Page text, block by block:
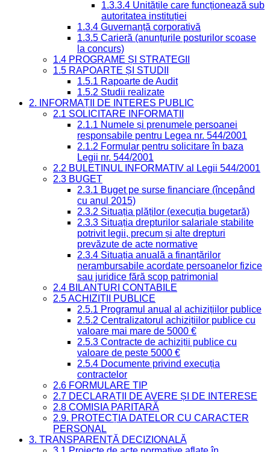
1.3.3.4 Unitățile care funcționează sub
autoritatea instituției
1.3.4 Guvernanță corporativă
1.3.5 Carieră (anunțurile posturilor scoase
la concurs)
1.4 PROGRAME ȘI STRATEGII
1.5 RAPOARTE ȘI STUDII
1.5.1 Rapoarte de Audit
1.5.2 Studii realizate
2. INFORMAȚII DE INTERES PUBLIC
2.1 SOLICITARE INFORMAȚII
2.1.1 Numele și prenumele persoanei
responsabile pentru Legea nr. 544/2001
2.1.2 Formular pentru solicitare în baza
Legii nr. 544/2001
2.2 BULETINUL INFORMATIV al Legii 544/2001
2.3 BUGET
2.3.1 Buget pe surse financiare (începând
cu anul 2015)
2.3.2 Situația plăților (execuția bugetară)
2.3.3 Situația drepturilor salariale stabilite
potrivit legii, precum și alte drepturi
prevăzute de acte normative
2.3.4 Situația anuală a finanțărilor
nerambursabile acordate persoanelor fizice
sau juridice fără scop patrimonial
2.4 BILANȚURI CONTABILE
2.5 ACHIZIȚII PUBLICE
2.5.1 Programul anual al achizițiilor publice
2.5.2 Centralizatorul achizițiilor publice cu
valoare mai mare de 5000 €
2.5.3 Contracte de achiziții publice cu
valoare de peste 5000 €
2.5.4 Documente privind execuția
contractelor
2.6 FORMULARE TIP
2.7 DECLARAȚII DE AVERE ȘI DE INTERESE
2.8 COMISIA PARITARĂ
2.9. PROTECȚIA DATELOR CU CARACTER
PERSONAL
3. TRANSPARENȚĂ DECIZIONALĂ